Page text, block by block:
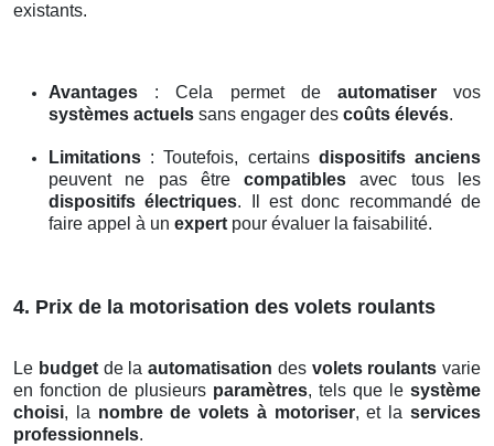
existants.
Avantages : Cela permet de automatiservos
systèmes actuels sans engager des coûts élevés.
Limitations : Toutefois, certains dispositifs anciens
peuvent ne pas êtrecompatibles avec tous les
dispositifs électriques. Il est donc recommandé de
faire appel à un expert pour évaluer la faisabilité.
4. Prix de la motorisation des volets roulants
Le budgetde la automatisation des volets roulants varie
en fonction de plusieurs paramètres, tels que le système
choisi, la nombre de volets à motoriser, et laservices
professionnels.